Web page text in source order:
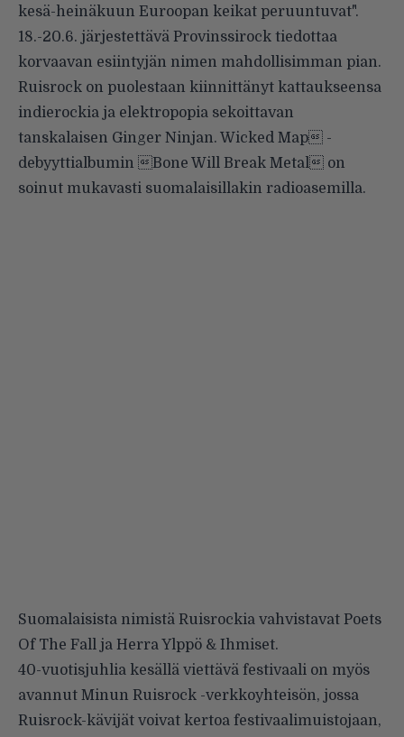
kesä-heinäkuun Euroopan keikat peruuntuvat".
18.-20.6. järjestettävä Provinssirock tiedottaa
korvaavan esiintyjän nimen mahdollisimman pian.
Ruisrock on puolestaan kiinnittänyt kattaukseensa
indierockia ja elektropopia sekoittavan
tanskalaisen Ginger Ninjan. Wicked Map -
debyyttialbumin Bone Will Break Metal on
soinut mukavasti suomalaisillakin radioasemilla.
Suomalaisista nimistä Ruisrockia vahvistavat Poets
Of The Fall ja Herra Ylppö & Ihmiset.
40-vuotisjuhlia kesällä viettävä festivaali on myös
avannut Minun Ruisrock -verkkoyhteisön, jossa
Ruisrock-kävijät voivat kertoa festivaalimuistojaan,